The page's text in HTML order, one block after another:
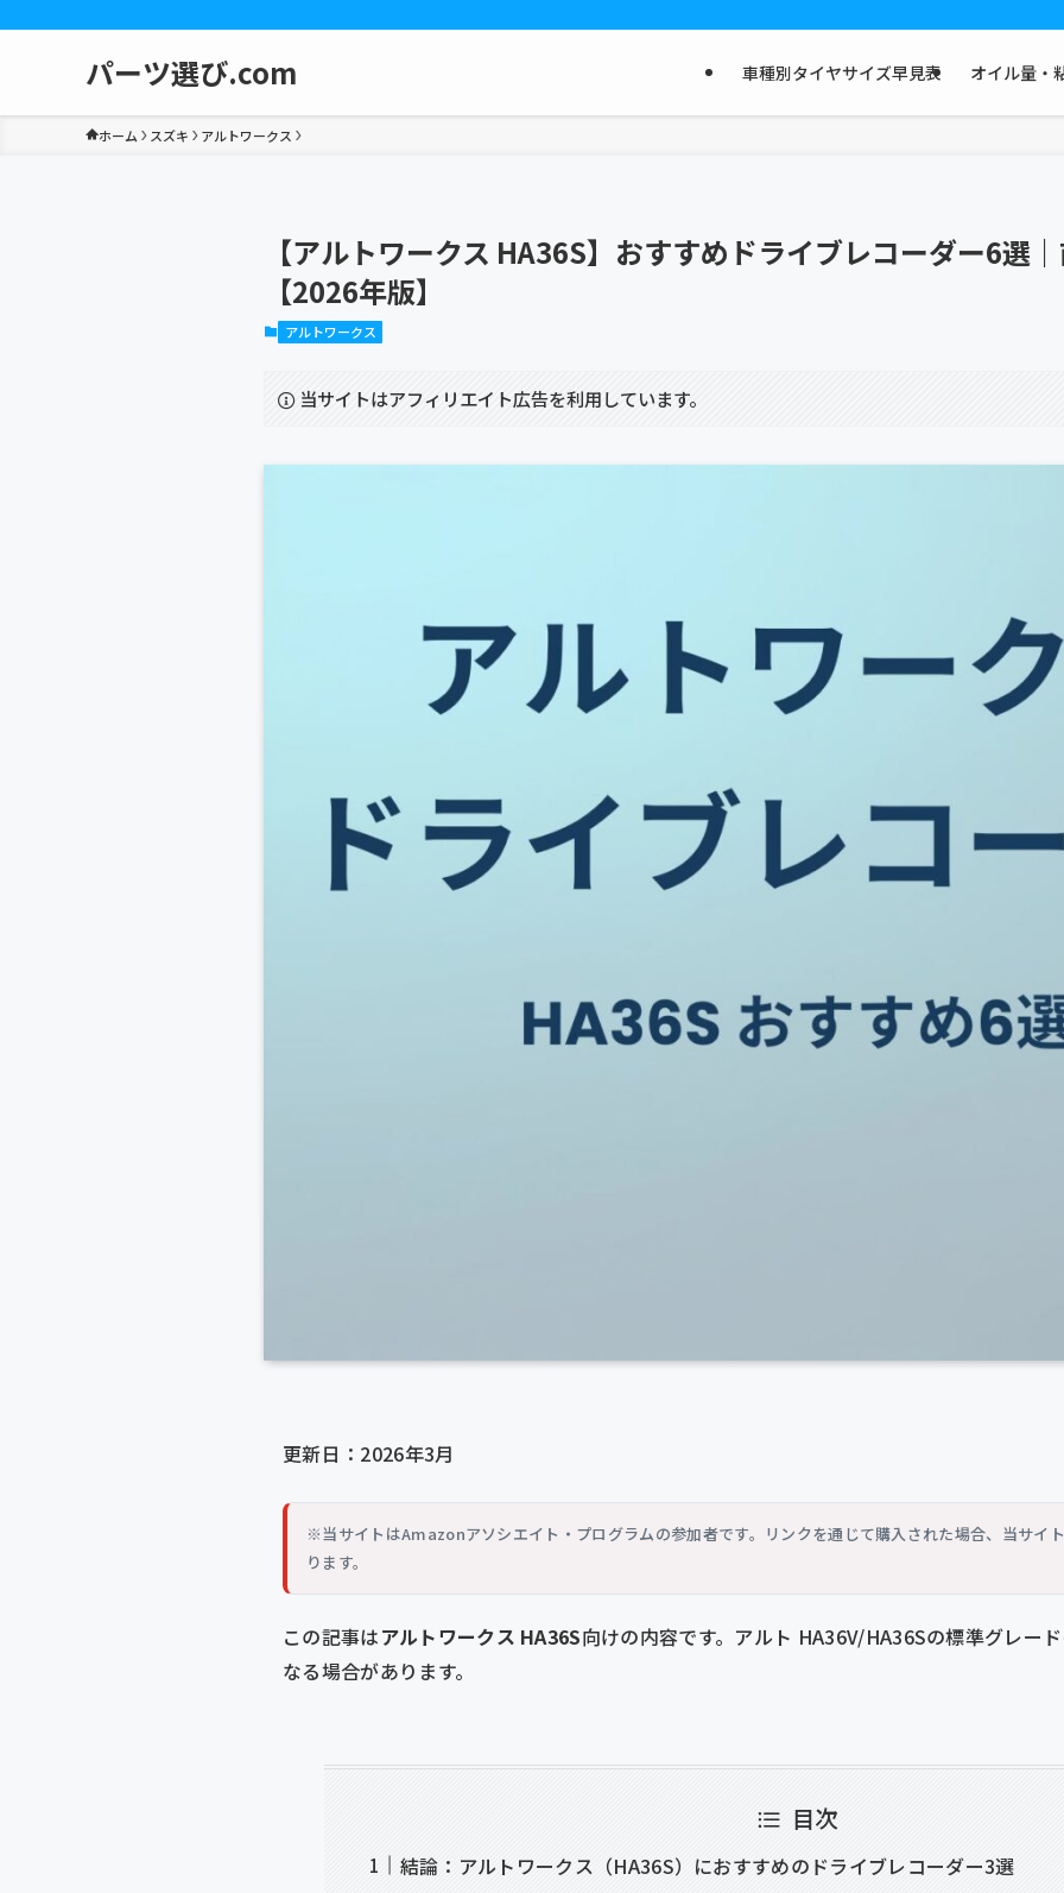
パーツ選び.com 車種別タイヤサイズ早見表 オイル量・
ホーム スズキ アルトワークス
【アルトワークス HA36S】おすすめドライブレコーダー6選
【2026年版】
アルトワークス
当サイトはアフィリエイト広告を利用しています。
更新日：2026年3月
※当サイトはAmazonアソシエイト・プログラムの参加者です。リンクを通じて購入された場合、当サイ
ります。
この記事はアルトワークス HA36S向けの内容です。アルト HA36V/HA36Sの標準グレー
なる場合があります。
目次
結論：アルトワークス（HA36S）におすすめのドライブレコーダー3選